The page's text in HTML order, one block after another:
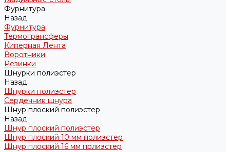
Фурнитура
Назад
Фурнитура
Термотрансферы
Киперная Лента
Воротники
Резинки
Шнурки полиэстер
Назад
Шнурки полиэстер
Сердечник шнура
Шнур плоский полиэстер
Назад
Шнур плоский полиэстер
Шнур плоский 10 мм полиэстер
Шнур плоский 16 мм полиэстер